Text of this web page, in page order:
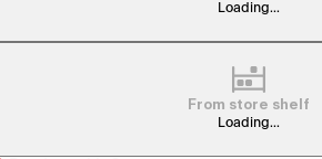
Loading...
From store shelf
Loading...